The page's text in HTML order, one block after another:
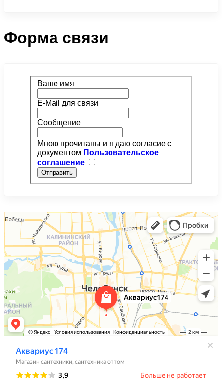
Форма связи
Ваше имя
E-Mail для связи
Сообщение
Мною прочитаны и я даю согласие с
документом Пользовательское
соглашение
Отправить